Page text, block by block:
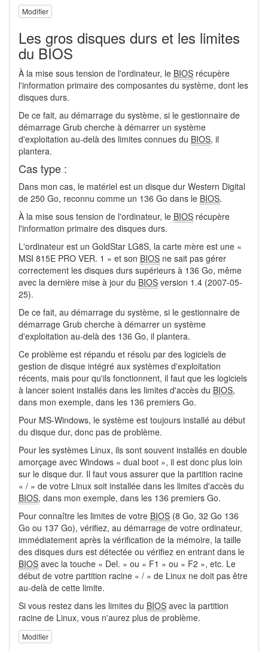
Modifier
Les gros disques durs et les limites
du BIOS
À la mise sous tension de l'ordinateur, le BIOS récupère
l'information primaire des composantes du système, dont les
disques durs.
De ce fait, au démarrage du système, si le gestionnaire de
démarrage Grub cherche à démarrer un système
d'exploitation au-delà des limites connues du BIOS, il
plantera.
Cas type :
Dans mon cas, le matériel est un disque dur Western Digital
de 250 Go, reconnu comme un 136 Go dans le BIOS.
À la mise sous tension de l'ordinateur, le BIOS récupère
l'information primaire des disques durs.
L'ordinateur est un GoldStar LG8S, la carte mère est une «
MSI 815E PRO VER. 1 » et son BIOS ne sait pas gérer
correctement les disques durs supérieurs à 136 Go, même
avec la dernière mise à jour du BIOS version 1.4 (2007-05-
25).
De ce fait, au démarrage du système, si le gestionnaire de
démarrage Grub cherche à démarrer un système
d'exploitation au-delà des 136 Go, il plantera.
Ce problème est répandu et résolu par des logiciels de
gestion de disque intégré aux systèmes d'exploitation
récents, mais pour qu'ils fonctionnent, il faut que les logiciels
à lancer soient installés dans les limites d'accès du BIOS,
dans mon exemple, dans les 136 premiers Go.
Pour MS-Windows, le système est toujours installé au début
du disque dur, donc pas de problème.
Pour les systèmes Linux, ils sont souvent installés en double
amorçage avec Windows « dual boot », il est donc plus loin
sur le disque dur. Il faut vous assurer que la partition racine
« / » de votre Linux soit installée dans les limites d'accès du
BIOS, dans mon exemple, dans les 136 premiers Go.
Pour connaître les limites de votre BIOS (8 Go, 32 Go 136
Go ou 137 Go), vérifiez, au démarrage de votre ordinateur,
immédiatement après la vérification de la mémoire, la taille
des disques durs est détectée ou vérifiez en entrant dans le
BIOS avec la touche « Del. » ou « F1 » ou « F2 », etc. Le
début de votre partition racine « / » de Linux ne doit pas être
au-delà de cette limite.
Si vous restez dans les limites du BIOS avec la partition
racine de Linux, vous n'aurez plus de problème.
Modifier